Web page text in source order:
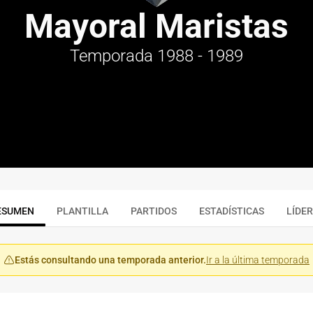
Mayoral Maristas
Temporada 1988 - 1989
PLANTILLA PARTIDOS ESTADÍSTICAS
Estás consultando una temporada anterior.Ir a la última temporada